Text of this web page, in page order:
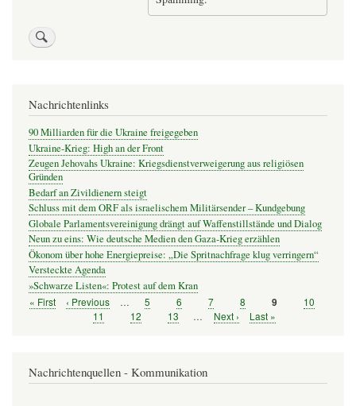
Nachrichtenlinks
90 Milliarden für die Ukraine freigegeben
Ukraine-Krieg: High an der Front
Zeugen Jehovahs Ukraine: Kriegsdienstverweigerung aus religiösen
Gründen
Bedarf an Zivildienern steigt
Schluss mit dem ORF als israelischem Militärsender – Kundgebung
Globale Parlamentsvereinigung drängt auf Waffenstillstände und Dialog
Neun zu eins: Wie deutsche Medien den Gaza-Krieg erzählen
Ökonom über hohe Energiepreise: „Die Spritnachfrage klug verringern“
Versteckte Agenda
»Schwarze Listen«: Protest auf dem Kran
Seitennummerierung
Erste
« First
Vorherige
‹ Previous … Seite
5 Seite
6 Seite
7 Seite
8 Seite
9 Seite
10
Seite
11 Seite
12 Seite
13 …
Nächste
Next ›
Letzte
Last »
Nachrichtenquellen - Kommunikation